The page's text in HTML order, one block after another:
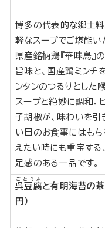
博多の代表的な郷土料
軽なスープでご堪能い
県産銘柄鶏『華味鳥』
旨味と、国産鶏ミンチ
ンタンのつるりとした
スープと絶妙に調和。
子胡椒が、味わいを引
い日のお食事にはもち
えたい時にも重宝する
足感のある一品です。
呉豆腐
ごとうふ
と有明海苔の
円）